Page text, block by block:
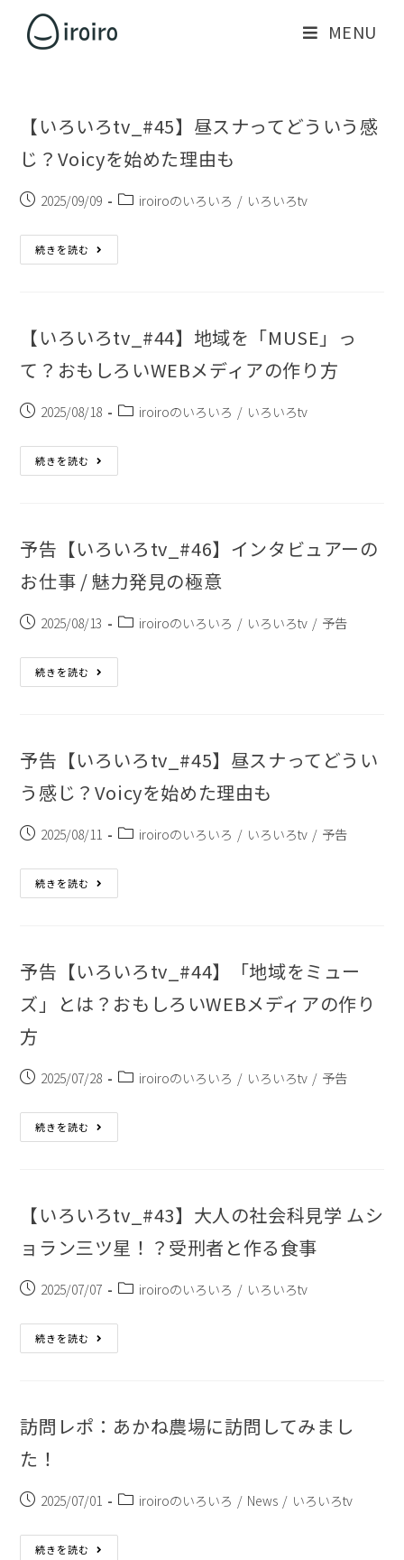
MENU
【いろいろtv_#45】昼スナってどういう感
じ？Voicyを始めた理由も
2025/09/09 iroiroのいろいろ / いろいろtv
続きを読む
【いろいろtv_#44】地域を「MUSE」っ
て？おもしろいWEBメディアの作り方
2025/08/18 iroiroのいろいろ / いろいろtv
続きを読む
予告【いろいろtv_#46】インタビュアーの
お仕事 / 魅力発見の極意
2025/08/13 iroiroのいろいろ / いろいろtv / 予告
続きを読む
予告【いろいろtv_#45】昼スナってどうい
う感じ？Voicyを始めた理由も
2025/08/11 iroiroのいろいろ / いろいろtv / 予告
続きを読む
予告【いろいろtv_#44】「地域をミュー
ズ」とは？おもしろいWEBメディアの作り
方
2025/07/28 iroiroのいろいろ / いろいろtv / 予告
続きを読む
【いろいろtv_#43】大人の社会科見学 ムシ
ョラン三ツ星！？受刑者と作る食事
2025/07/07 iroiroのいろいろ / いろいろtv
続きを読む
訪問レポ：あかね農場に訪問してみまし
た！
2025/07/01 iroiroのいろいろ / News / いろいろtv
続きを読む